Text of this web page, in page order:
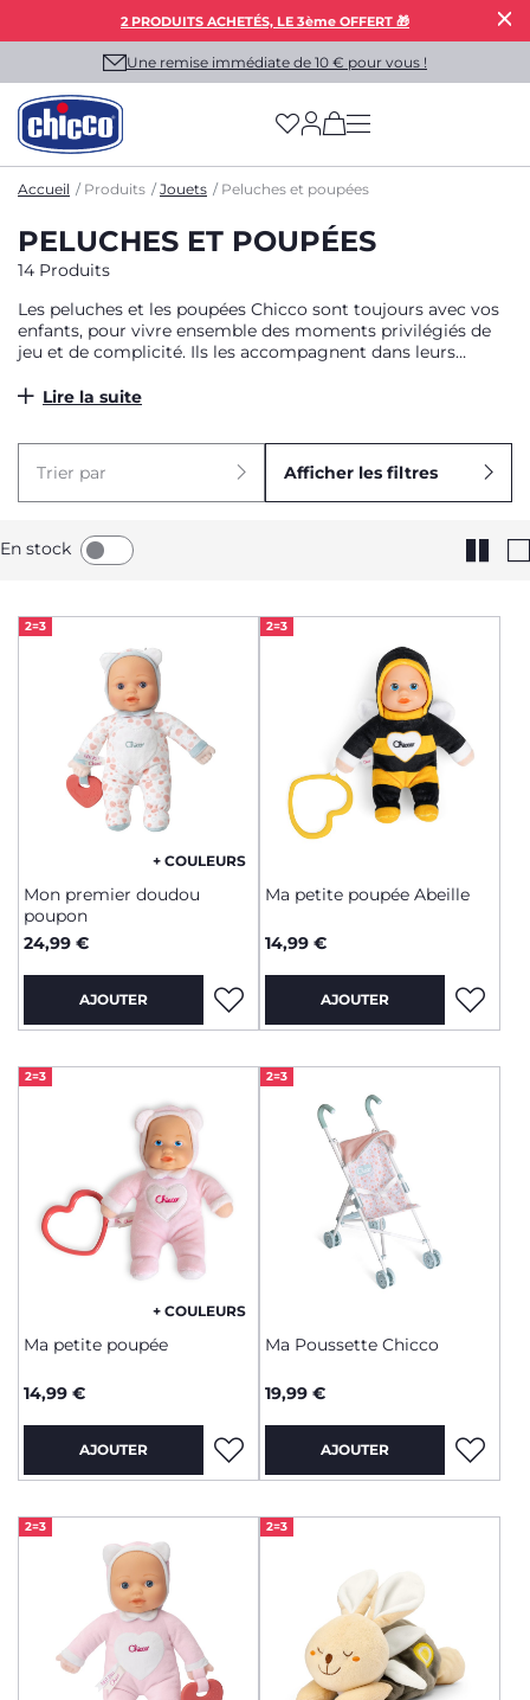
2 PRODUITS ACHETÉS, LE 3ème OFFERT 🎁
Une remise immédiate de 10 € pour vous !
(has more options
Accueil Produits Jouets Peluches et poupées
PELUCHES ET POUPÉES
14 Produits
Les peluches et les poupées Chicco sont toujours avec vos
enfants, pour vivre ensemble des moments privilégiés de
jeu et de complicité. Ils les accompagnent dans leurs
quotidiens à chaque étape de leur croissance. Regardez-les
Lire la suite
Trier par Afficher les filtres
En stock
2=3
+ COULEURS
Mon premier doudou
poupon
24,99 €
AJOUTER
2=3
Ma petite poupée Abeille
14,99 €
AJOUTER
2=3
+ COULEURS
Ma petite poupée
14,99 €
AJOUTER
2=3
Ma Poussette Chicco
19,99 €
AJOUTER
2=3 2=3